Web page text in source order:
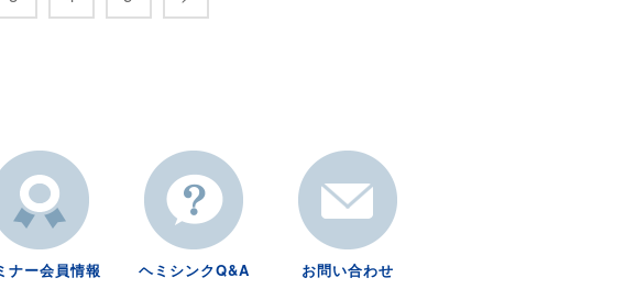
ナー会員情報 ヘミシンクQ&A お問い合わせ